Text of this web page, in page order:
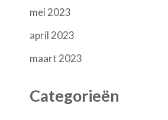
mei 2023
april 2023
maart 2023
Categorieën